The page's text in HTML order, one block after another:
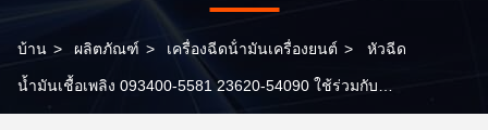
บ้าน > ผลิตภัณฑ์ > เครื่องฉีดน้ํามันเครื่องยนต์ > หัวฉีด
น้ำมันเชื้อเพลิง 093400-5581 23620-54090 ใช้ร่วมกับ